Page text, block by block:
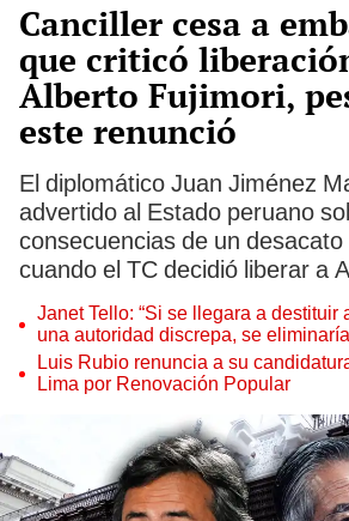
Canciller cesa a
que criticó
Alberto Fujimori,
este renunció
El diplomático Juan Jiménez
advertido al Estado peruano
consecuencias de un desacato
cuando el TC decidió liberar a
Janet Tello: “Si se llegara a destituir
una autoridad discrepa, se
judicial”
Luis Rubio renuncia a su
Lima por Renovación Popular